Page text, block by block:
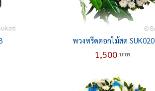
พวงหรีดดอกไม้สด SUK020
1,500บาท